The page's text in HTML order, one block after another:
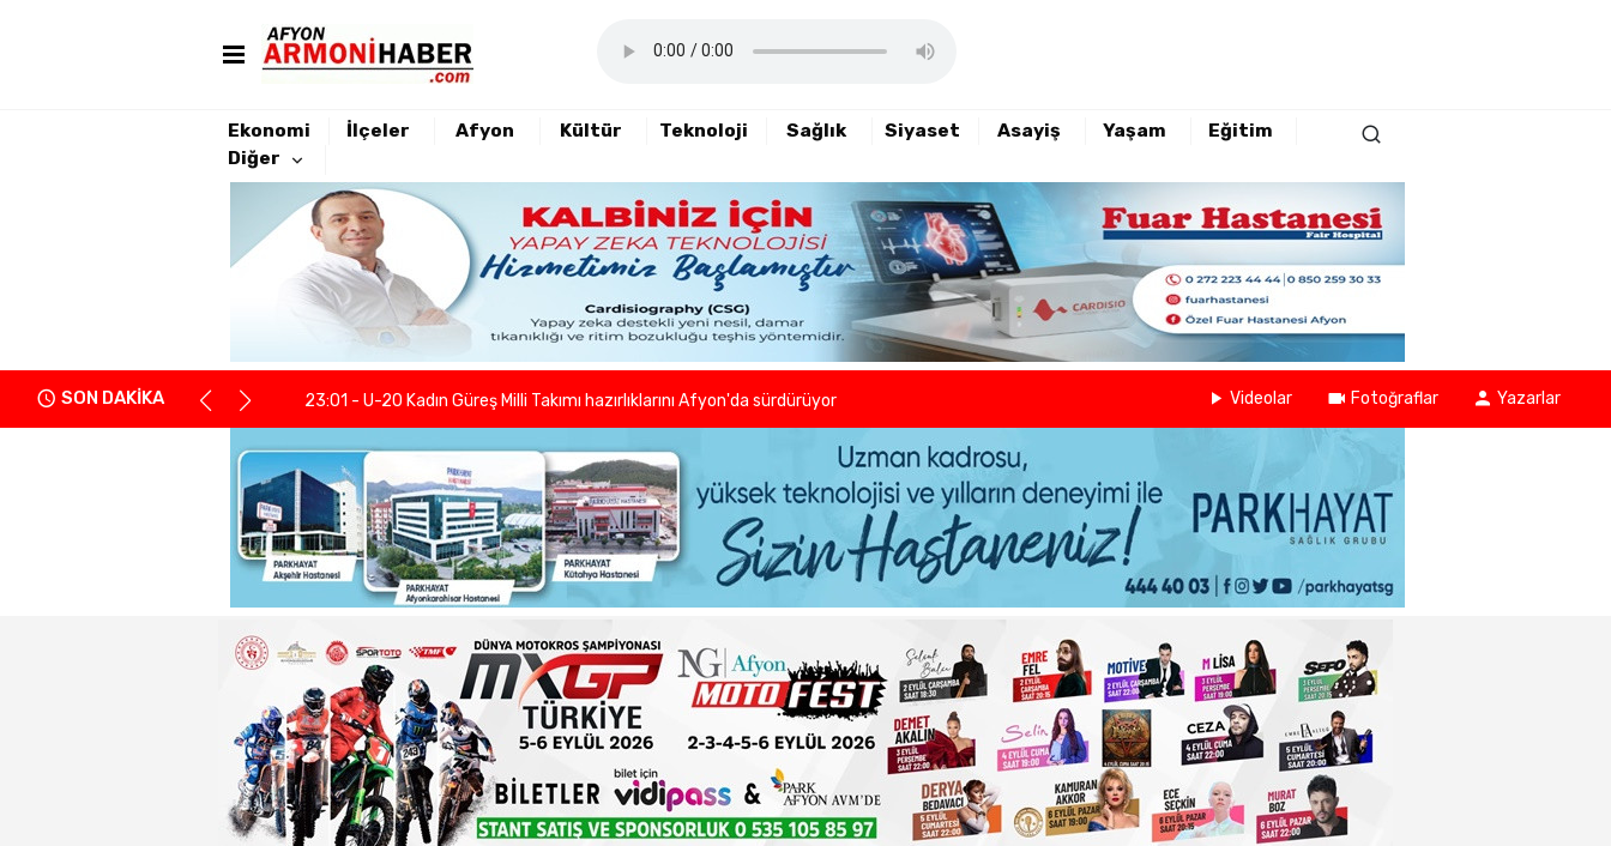
Ekonomi İlçeler Afyon Kültür Teknoloji Sağlık Siyaset Asayiş Yaşam
Eğitim
Diğer
SON DAKİKA
22:21 - Yeniden Refah Partisi haftalık basın açıklamasını yayımladı
23:08 - PARKHAYAT Hastanesi'nde sezon öncesi sağlık kontrolleri tamamlandı
23:04 - Afyonkarahisarlı berber ve kuaförlerden anlamlı hareket
23:01 - U-20 Kadın Güreş Milli Takımı hazırlıklarını Afyon'da sürdürüyor
22:55 - İGM Başkanı Siper: "Engelleri birlikte azaltıyoruz."
22:37 - Kentsel Dönüşümde yeni dönem başladı
22:29 - Adnan Başkan'dan ısınma sorunlarına kalıcı çözümler
22:26 - Badak ,Enver Paşa'nın şehadet yıldönümü sebebiyle bir mesajı yayımladı
22:21 - Yeniden Refah Partisi haftalık basın açıklamasını yayımladı
23:08 - PARKHAYAT Hastanesi'nde sezon öncesi sağlık kontrolleri tamamlandı
Videolar Fotoğraflar Yazarlar